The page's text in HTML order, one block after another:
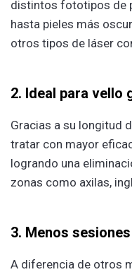
distintos fototipos de
hasta pieles más
otros tipos de láser
2. Ideal para vello
Gracias a su longitud
tratar con mayor
logrando una
zonas como axilas,
3. Menos
A diferencia de otros